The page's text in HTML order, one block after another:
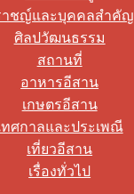
าชญ์และบุคคลสำคัญ
ศิลปวัฒนธรรม
สถานที่
อาหารอีสาน
เกษตรอีสาน
ทศกาลและประเพณี
เที่ยวอีสาน
เรื่องทั่วไป